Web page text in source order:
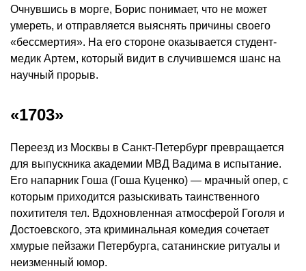
Очнувшись в морге, Борис понимает, что не может
умереть, и отправляется выяснять причины своего
«бессмертия». На его стороне оказывается студент-
медик Артем, который видит в случившемся шанс на
научный прорыв.
«1703»
Переезд из Москвы в Санкт-Петербург превращается
для выпускника академии МВД Вадима в испытание.
Его напарник Гоша (Гоша Куценко) — мрачный опер, с
которым приходится разыскивать таинственного
похитителя тел. Вдохновленная атмосферой Гоголя и
Достоевского, эта криминальная комедия сочетает
хмурые пейзажи Петербурга, сатанинские ритуалы и
неизменный юмор.